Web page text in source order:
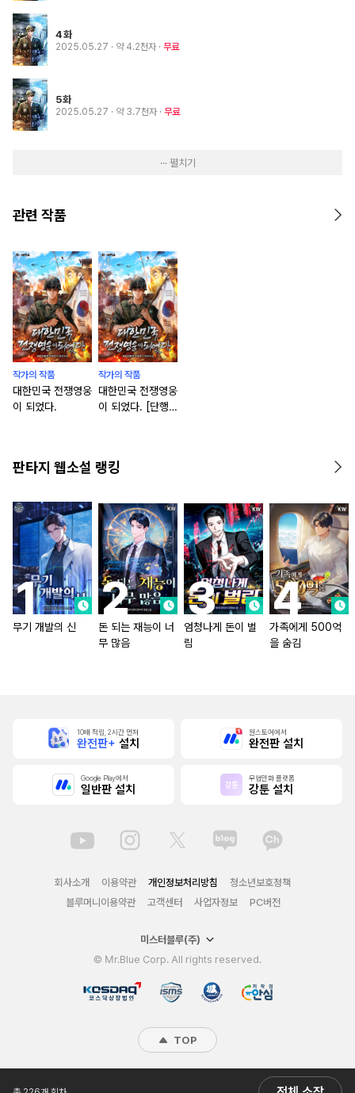
4화
2025.05.27 · 약 4.2천자 무료
5화
2025.05.27 · 약 3.7천자 무료
··· 펼치기
관련 작품
작가의 작품
대한민국 전쟁영웅
이 되었다.
작가의 작품
대한민국 전쟁영웅
이 되었다. [단행
판타지 웹소설 랭킹
무기 개발의 신
돈 되는 재능이 너
무 많음
엄청나게 돈이 벌
림
가족에게 500억
을 숨김
10배 적립, 2시간 먼저
완전판+ 설치
원스토어에서
완전판 설치
Google Play에서
일반판 설치
무협만화 플랫폼
강툰 설치
회사소개 이용약관 개인정보처리방침
청소년보호정책
블루머니이용약관
고객센터 사업자정보 PC버전
미스터블루(주)
© Mr.Blue Corp. All rights reserved.
TOP